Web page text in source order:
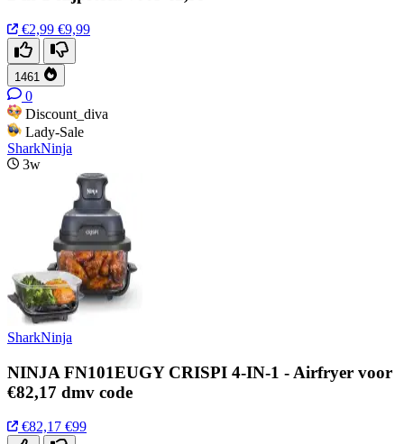
€2,99 €9,99
1461
0
Discount_diva
Lady-Sale
SharkNinja
3w
SharkNinja
NINJA FN101EUGY CRISPI 4-IN-1 - Airfryer voor
€82,17 dmv code
€82,17 €99